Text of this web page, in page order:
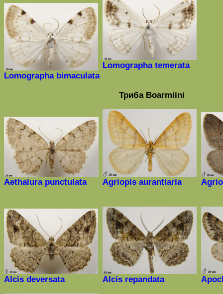
Lomographa bimaculata
Lomographa temerata
ТрибаBoarmiini
Aethalura punctulata Agriopis aurantiaria
Alcis deversata Alcis repandata